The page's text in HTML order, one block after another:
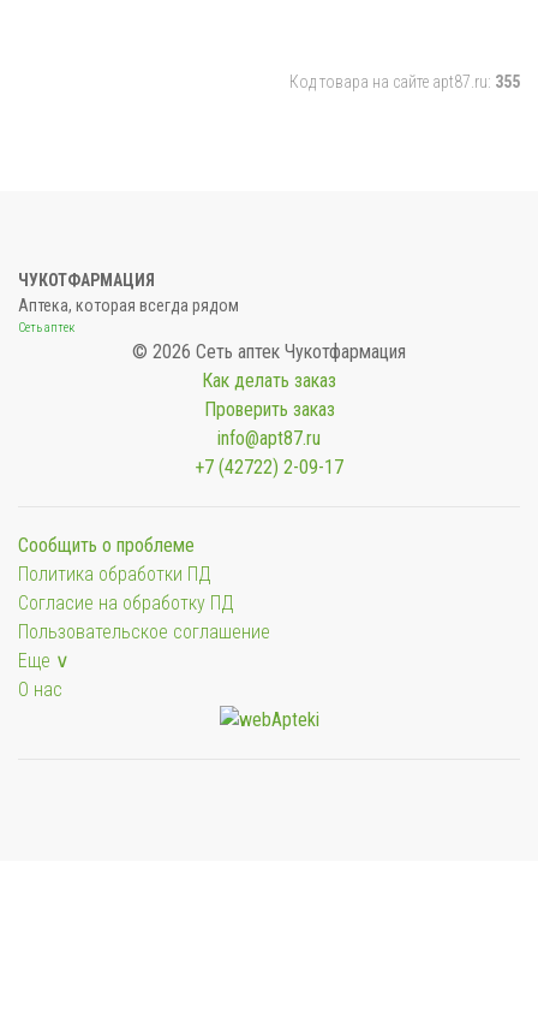
Код товара на сайте apt87.ru: 355
ЧУКОТФАРМАЦИЯ
Аптека, которая всегда рядом
Сеть аптек
© 2026 Сеть аптек Чукотфармация
Как делать заказ
Проверить заказ
info@apt87.ru
+7 (42722) 2-09-17
Сообщить о проблеме
Политика обработки ПД
Согласие на обработку ПД
Пользовательское соглашение
Еще ∨
О нас